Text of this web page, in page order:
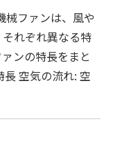
械ファンは、風や
れぞれ異なる特
ンの特長をまと
長 空気の流れ: 空